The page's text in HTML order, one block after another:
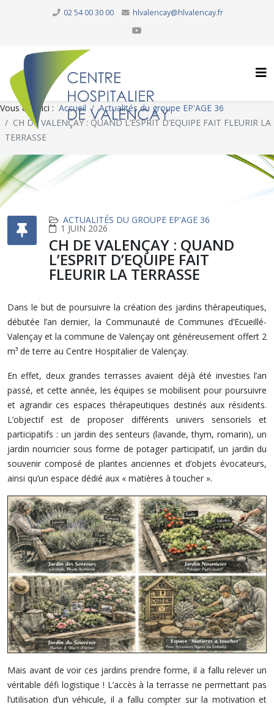
02 54 00 30 00 hlvalencay@hlvalencay.fr
Vous êtes ici : Accueil
Actualités du groupe EP'AGE 36
CH DE VALENÇAY : QUAND L’ESPRIT D’EQUIPE FAIT FLEURIR LA
TERRASSE
ACTUALITÉS DU GROUPE EP'AGE 36
1 JUIN 2026
CH DE VALENÇAY : QUAND
L’ESPRIT D’EQUIPE FAIT
FLEURIR LA TERRASSE
Dans le but de poursuivre la création des jardins thérapeutiques,
débutée l’an dernier, la Communauté de Communes d’Ecueillé-
Valençay et la commune de Valençay ont généreusement offert 2
m³ de terre au Centre Hospitalier de Valençay.
En effet, deux grandes terrasses avaient déjà été investies l’an
passé, et cette année, les équipes se mobilisent pour poursuivre
et agrandir ces espaces thérapeutiques destinés aux résidents.
L’objectif est de proposer différents univers sensoriels et
participatifs : un jardin des senteurs (lavande, thym, romarin), un
jardin nourricier sous forme de potager participatif, un jardin du
souvenir composé de plantes anciennes et d’objets évocateurs,
ainsi qu’un espace dédié aux « matières à toucher ».
Mais avant de voir ces jardins prendre forme, il a fallu relever un
véritable défi logistique ! L’accès à la terrasse ne permettant pas
l’utilisation d’un véhicule, il a fallu compter sur la motivation et